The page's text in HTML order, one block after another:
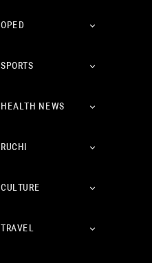
OPED
SPORTS
HEALTH NEWS
RUCHI
CULTURE
TRAVEL